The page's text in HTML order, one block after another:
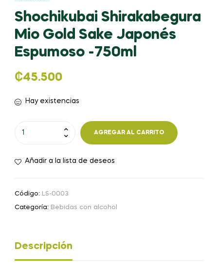
Shochikubai Shirakabegura
Mio Gold Sake Japonés
Espumoso -750ml
₡45.500
Hay existencias
Gold
-750ml
AGREGAR AL CARRITO
Añadir a la lista de deseos
Código: LS-0003
Categoría: Bebidas con alcohol
Descripción